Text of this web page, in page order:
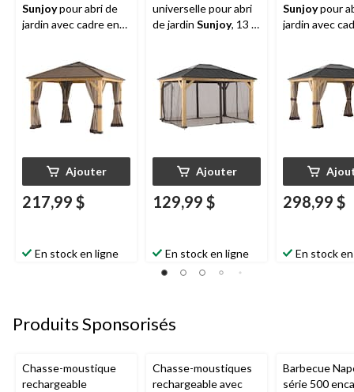
Sunjoypour abri de
jardin avec cadre en
Ajouter
217,99 $
En stock en ligne
universelle pour abri
de jardin Sunjoy, 13 x
Ajouter
129,99 $
En stock en ligne
Sunjoypour
jardin avec
298,99 $
En stock
Produits Sponsorisés
Chasse-moustique
rechargeable
Chasse-moustiques
rechargeable avec
Barbecue
série 500